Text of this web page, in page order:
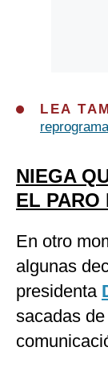
LEA
NIEGA
EL PARO
En otro
algunas
presidenta
sacadas